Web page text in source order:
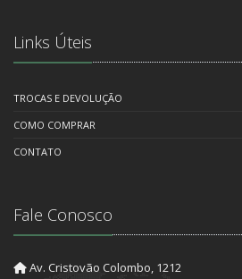
Links Úteis
TROCAS E DEVOLUÇÃO
COMO COMPRAR
CONTATO
Fale Conosco
Av. Cristovão Colombo, 1212